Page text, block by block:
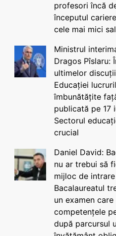
profesori încă
începutul
cele mai mici
Ministrul
Dragos Pîslaru:
ultimelor
Educației
îmbunătățite
publicată pe 17
Sectorul
crucial
Daniel David:
nu ar trebui să
mijloc de
Bacalaureatul
un examen
competențele
după parcursul